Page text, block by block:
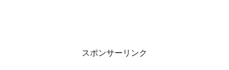
スポンサーリンク